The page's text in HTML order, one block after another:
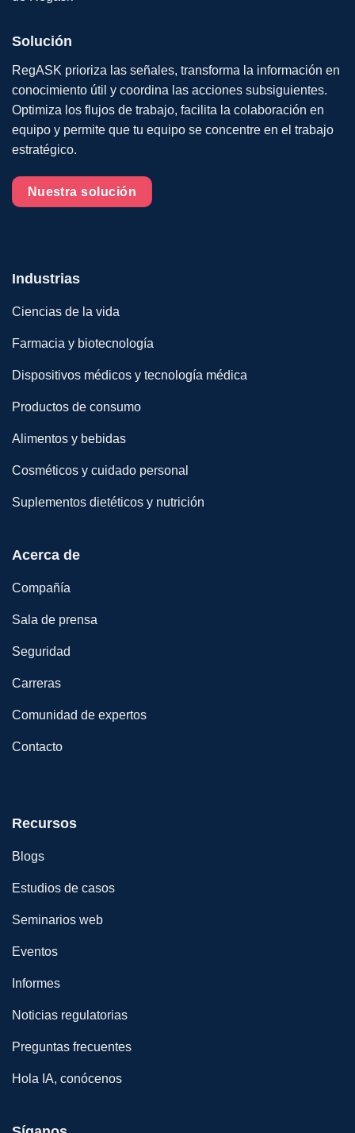
Solución
RegASK prioriza las señales, transforma la información en
conocimiento útil y coordina las acciones subsiguientes.
Optimiza los flujos de trabajo, facilita la colaboración en
equipo y permite que tu equipo se concentre en el trabajo
estratégico.
Nuestra solución
Industrias
Ciencias de la vida
Farmacia y biotecnología
Dispositivos médicos y tecnología médica
Productos de consumo
Alimentos y bebidas
Cosméticos y cuidado personal
Suplementos dietéticos y nutrición
Acerca de
Compañía
Sala de prensa
Seguridad
Carreras
Comunidad de expertos
Contacto
Recursos
Blogs
Estudios de casos
Seminarios web
Eventos
Informes
Noticias regulatorias
Preguntas frecuentes
Hola IA, conócenos